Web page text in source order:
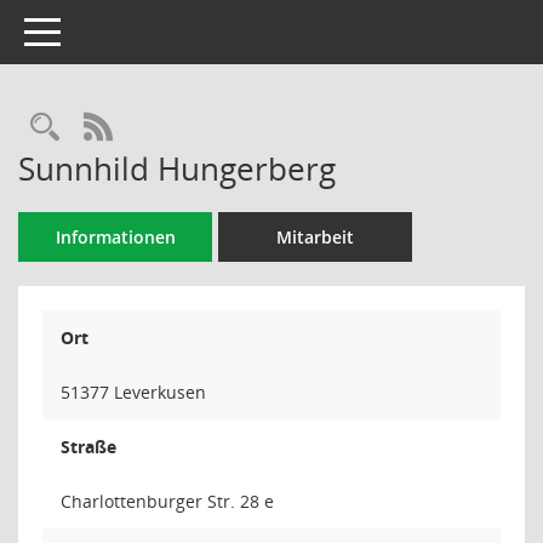
Toggle navigation
Rechercheauswahl
RSS-Feed
Sunnhild Hungerberg
Informationen Mitarbeit
Ort
51377 Leverkusen
Straße
Charlottenburger Str. 28 e